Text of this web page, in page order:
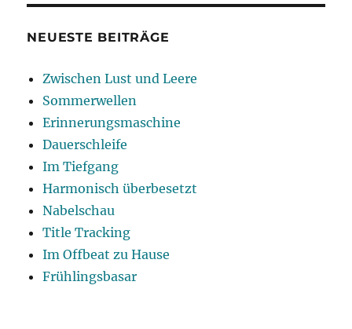
NEUESTE BEITRÄGE
Zwischen Lust und Leere
Sommerwellen
Erinnerungsmaschine
Dauerschleife
Im Tiefgang
Harmonisch überbesetzt
Nabelschau
Title Tracking
Im Offbeat zu Hause
Frühlingsbasar